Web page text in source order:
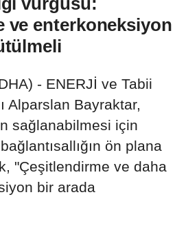
ve enterkoneksiyon
- ENERJİ ve Tabii
Alparslan Bayraktar,
sağlanabilmesi için
ön plana
"Çeşitlendirme ve daha
bir arada